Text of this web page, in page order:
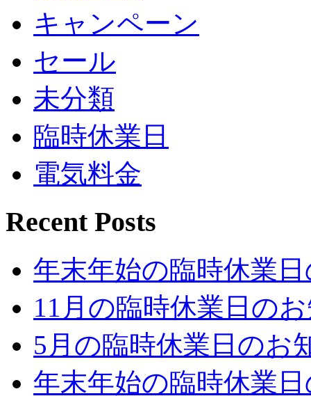
キャンペーン
セール
未分類
臨時休業日
電気料金
Recent Posts
年末年始の臨時休業
11月の臨時休業日の
5月の臨時休業日のお
年末年始の臨時休業